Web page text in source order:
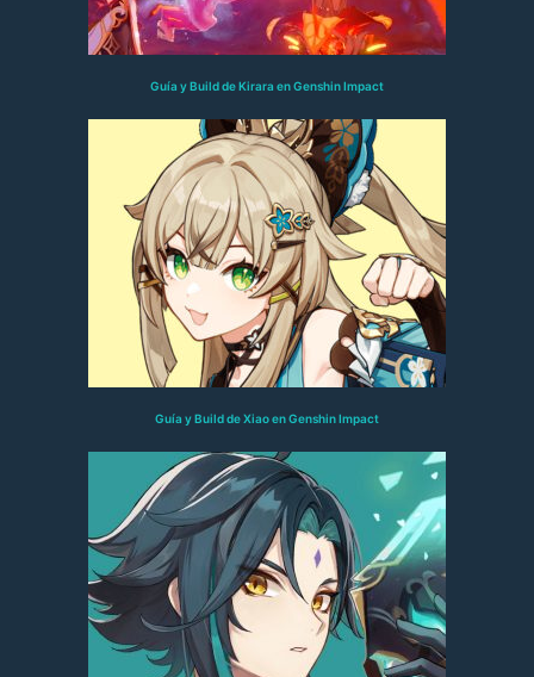
Guía y Build de Kirara en Genshin Impact
Guía y Build de Xiao en Genshin Impact